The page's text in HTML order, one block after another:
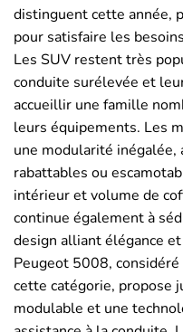
distinguent cette année,
pour satisfaire les
Les SUV restent très
conduite surélevée et
accueillir une famille
leurs équipements. Les
une modularité inégalée,
rabattables ou
intérieur et volume de
continue également à
design alliant élégance
Peugeot 5008,
cette catégorie, propose
modulable et une